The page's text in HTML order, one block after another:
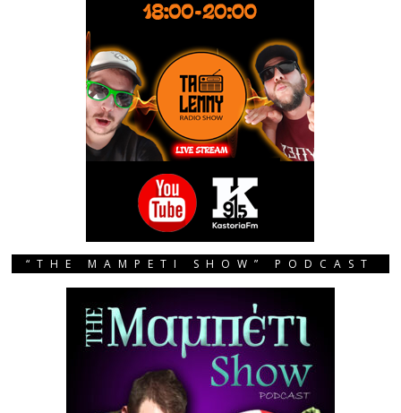
“THE MAMPETI SHOW” PODCAST